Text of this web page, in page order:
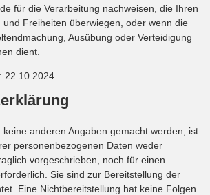
für die Verarbeitung nachweisen, die Ihren
und Freiheiten überwiegen, oder wenn die
Ausübung oder Verteidigung
dient.
22.10.2024
keine anderen Angaben gemacht werden, ist
personenbezogenen Daten weder
vorgeschrieben, noch für einen
Sie sind zur Bereitstellung der
Eine Nichtbereitstellung hat keine Folgen.